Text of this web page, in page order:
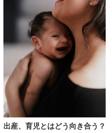
出産、育児とはどう向き合う？